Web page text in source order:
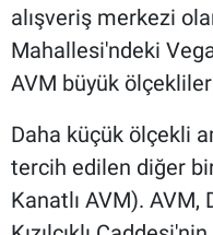
alışveriş merkezi
Mahallesi'ndeki
AVM büyük ölçekliler
Daha küçük ölçekli
tercih edilen diğer
Kanatlı AVM).